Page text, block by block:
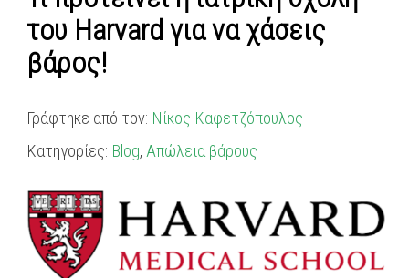
του Harvard για να χάσεις
βάρος!
Γράφτηκε από τον: Νίκος Καφετζόπουλος
Κατηγορίες: Blog, Απώλεια βάρους